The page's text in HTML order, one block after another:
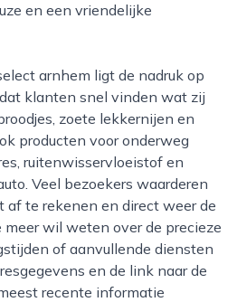
en een vriendelijke
klanten snel vinden wat zij
zoete lekkernijen en
producten voor onderweg
ruitenwisservloeistof en
Veel bezoekers waarderen
af te rekenen en direct weer de
wil weten over de precieze
of aanvullende diensten
en de link naar de
recente informatie